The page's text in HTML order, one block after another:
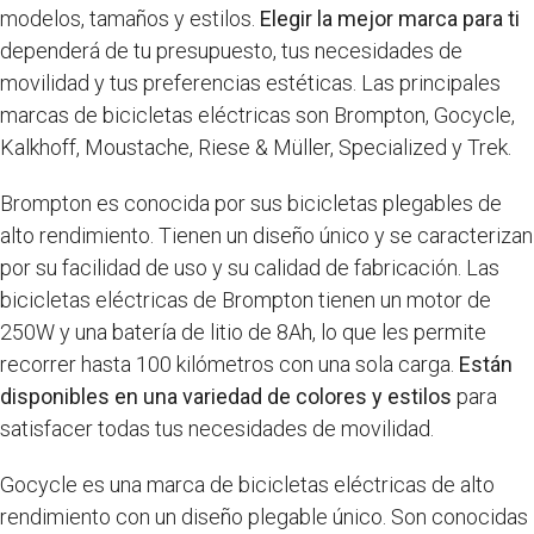
modelos, tamaños y estilos. Elegir la mejor marca para ti
dependerá de tu presupuesto, tus necesidades de
movilidad y tus preferencias estéticas. Las principales
marcas de bicicletas eléctricas son Brompton, Gocycle,
Kalkhoff, Moustache, Riese & Müller, Specialized y Trek.
Brompton es conocida por sus bicicletas plegables de
alto rendimiento. Tienen un diseño único y se caracterizan
por su facilidad de uso y su calidad de fabricación. Las
bicicletas eléctricas de Brompton tienen un motor de
250W y una batería de litio de 8Ah, lo que les permite
recorrer hasta 100 kilómetros con una sola carga. Están
disponibles en una variedad de colores y estilos para
satisfacer todas tus necesidades de movilidad.
Gocycle es una marca de bicicletas eléctricas de alto
rendimiento con un diseño plegable único. Son conocidas